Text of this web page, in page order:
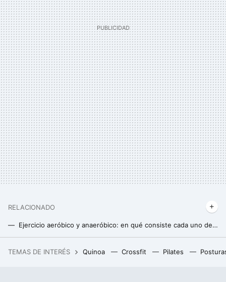
RELACIONADO
Ejercicio aeróbico y anaeróbico: en qué consiste cada uno de ellos y qué beneficios nos aportan
Un joven de 19 años hackeó el iPhone, fue contratado por Apple y terminó despedido por no contestar a un correo
TEMAS DE INTERÉS Quinoa Crossfit Pilates